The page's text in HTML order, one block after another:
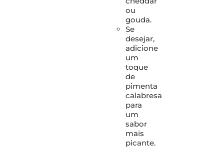
ou
gouda.
Se
desejar,
adicione
um
toque
de
pimenta
calabresa
para
um
sabor
mais
picante.